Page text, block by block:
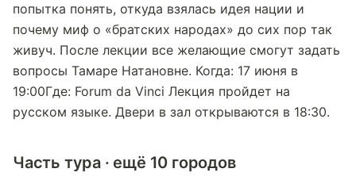
попытка понять, откуда взялась идея нации и
почему миф о «братских народах» до сих пор так
живуч. После лекции все желающие смогут задать
вопросы Тамаре Натановне. Когда: 17 июня в
19:00Где: Forum da Vinci Лекция пройдет на
русском языке. Двери в зал открываются в 18:30.
Часть тура · ещё 10 городов